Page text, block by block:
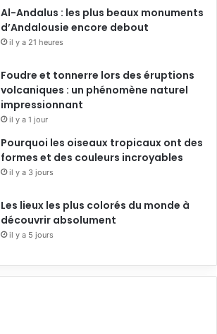
Al-Andalus : les plus beaux monuments
d’Andalousie encore debout
il y a 21 heures
Foudre et tonnerre lors des éruptions
volcaniques : un phénomène naturel
impressionnant
il y a 1 jour
Pourquoi les oiseaux tropicaux ont des
formes et des couleurs incroyables
il y a 3 jours
Les lieux les plus colorés du monde à
découvrir absolument
il y a 5 jours